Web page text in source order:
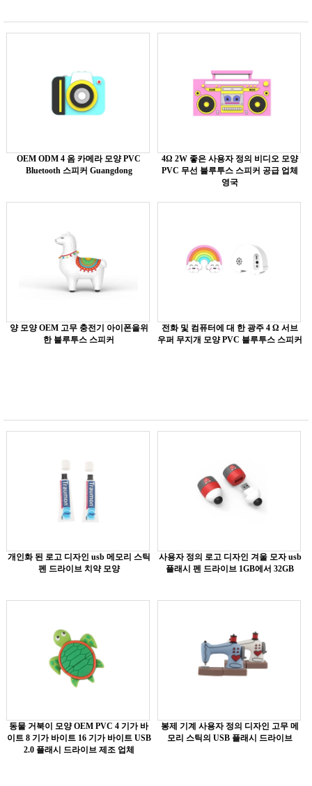
OEM ODM 4 옴 카메라 모양 PVC
Bluetooth 스피커 Guangdong
4Ω 2W 좋은 사용자 정의 비디오 모양
PVC 무선 블루투스 스피커 공급 업체
영국
양 모양 OEM 고무 충전기 아이폰을위
한 블루투스 스피커
전화 및 컴퓨터에 대 한 광주 4 Ω 서브
우퍼 무지개 모양 PVC 블루투스 스피커
개인화 된 로고 디자인 usb 메모리 스틱
펜 드라이브 치약 모양
사용자 정의 로고 디자인 겨울 모자 usb
플래시 펜 드라이브 1GB에서 32GB
동물 거북이 모양 OEM PVC 4 기가 바
이트 8 기가 바이트 16 기가 바이트 USB
2.0 플래시 드라이브 제조 업체
봉제 기계 사용자 정의 디자인 고무 메
모리 스틱의 USB 플래시 드라이브